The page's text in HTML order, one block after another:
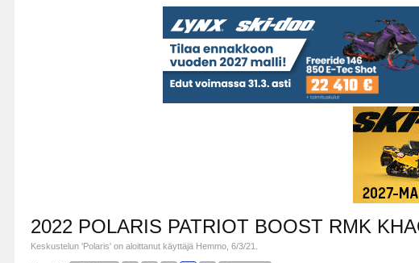
2022 POLARIS PATRIOT BOOST RMK
Keskustelun 'Polaris' on aloittanut käyttäjä Hemmo ,6/3/21